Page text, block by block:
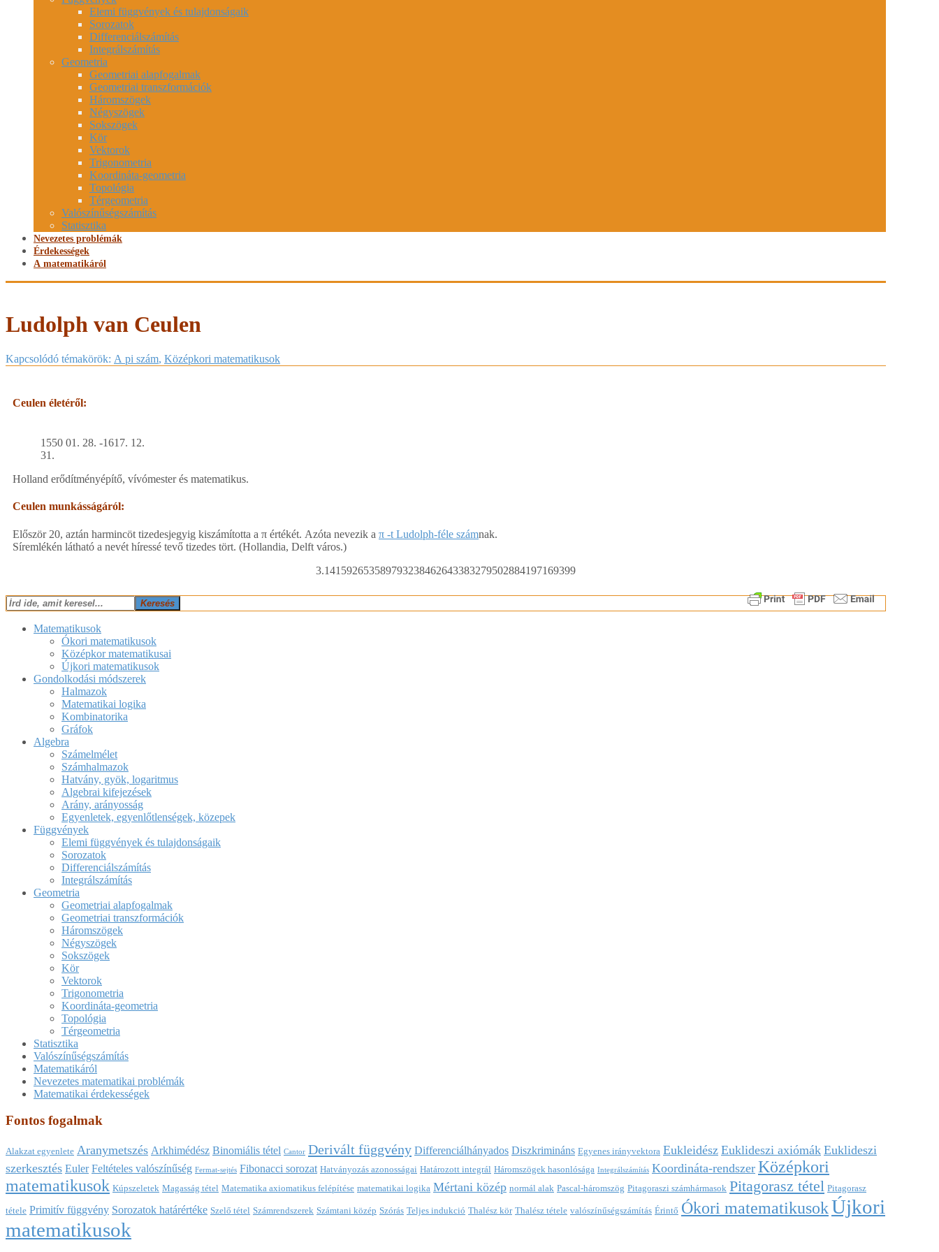
Elemi függvények és tulajdonságaik
Sorozatok
Differenciálszámítás
Integrálszámítás
Geometria
Geometriai alapfogalmak
Geometriai transzformációk
Háromszögek
Négyszögek
Sokszögek
Kör
Vektorok
Trigonometria
Koordináta-geometria
Topológia
Térgeometria
Valószínűségszámítás
Statisztika
Nevezetes problémák
Érdekességek
A matematikáról
Ludolph van Ceulen
Kapcsolódó témakörök: A pi szám, Középkori matematikusok
Ceulen életéről:
1550 01. 28. -1617. 12.
31.
Holland erődítményépítő, vívómester és matematikus.
Ceulen munkásságáról:
Először 20, aztán harmincöt tizedesjegyig kiszámította a π értékét. Azóta nevezik a π -t Ludolph-féle számnak.
Síremlékén látható a nevét híressé tevő tizedes tört. (Hollandia, Delft város.)
3.141592653589793238462643383279502884197169399
2018-
02-
Keresés
Matematikusok
Ókori matematikusok
Középkor matematikusai
Újkori matematikusok
Gondolkodási módszerek
Halmazok
Matematikai logika
Kombinatorika
Gráfok
Algebra
Számelmélet
Számhalmazok
Hatvány, gyök, logaritmus
Algebrai kifejezések
Arány, arányosság
Egyenletek, egyenlőtlenségek, közepek
Függvények
Elemi függvények és tulajdonságaik
Sorozatok
Differenciálszámítás
Integrálszámítás
Geometria
Geometriai alapfogalmak
Geometriai transzformációk
Háromszögek
Négyszögek
Sokszögek
Kör
Vektorok
Trigonometria
Koordináta-geometria
Topológia
Térgeometria
Statisztika
Valószínűségszámítás
Matematikáról
Nevezetes matematikai problémák
Matematikai érdekességek
Fontos fogalmak
Alakzat egyenlete Aranymetszés Arkhimédész Binomiális tétel Cantor Derivált függvény Differenciálhányados Diszkrimináns Egyenes irányvektora Eukleidész Euklideszi axiómák Euklideszi
szerkesztés Euler Feltételes valószínűség Fermat-sejtés Fibonacci sorozat Hatványozás azonosságai Határozott integrál Háromszögek hasonlósága Integrálszámítás Koordináta-rendszer Középkori
matematikusok Kúpszeletek Magasság tétel Matematika axiomatikus felépítése matematikai logika Mértani közép normál alak Pascal-háromszög Pitagoraszi számhármasok Pitagorasz tétel Pitagorasz
tétele Primitív függvény Sorozatok határértéke Szelő tétel Számrendszerek Számtani közép Szórás Teljes indukció Thalész kör Thalész tétele valószínűségszámítás Érintő Ókori matematikusokÚjkori
matematikusok